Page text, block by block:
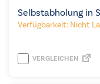
Selbstabholung in
Verfügbarkeit: Nicht
VERGLEICHEN